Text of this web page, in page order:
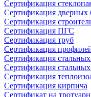
Сертификация
Сертификация дверных
Сертификация
Сертификация ПГС
Сертификация труб
Сертификация
Сертификация
Сертификация стальных
Сертификация
Сертификация кирпича
Сертификат на